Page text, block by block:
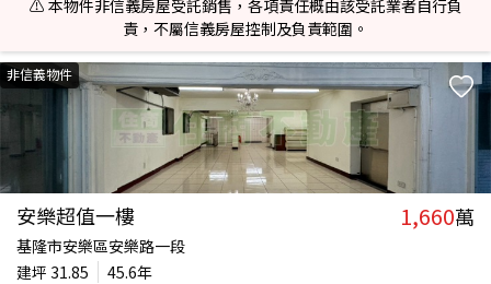
⚠️ 本物件非信義房屋受託銷售，各項責任概由該受託業者自行負
責，不屬信義房屋控制及負責範圍。
非信義物件
安樂超值一樓 1,660萬
基隆市安樂區安樂路一段
建坪 31.85
45.6年